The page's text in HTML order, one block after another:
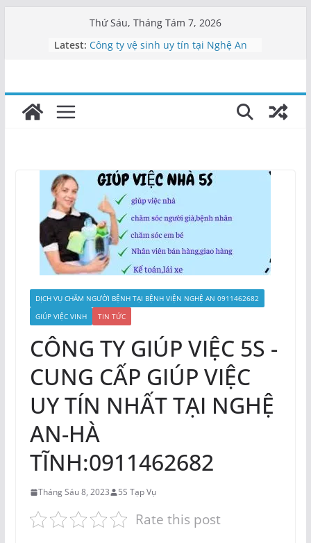
Thứ Sáu, Tháng Tám 7, 2026
Latest: Công ty vệ sinh uy tín tại Nghệ An
DỊCH VỤ CHĂM NGƯỜI BỆNH TẠI BỆNH VIỆN NGHỆ AN 0911462682
GIÚP VIỆC VINH
TIN TỨC
CÔNG TY GIÚP VIỆC 5S -
CUNG CẤP GIÚP VIỆC
UY TÍN NHẤT TẠI NGHỆ
AN-HÀ
TĨNH:0911462682
Tháng Sáu 8, 2023 5S Tạp Vụ
Rate this post